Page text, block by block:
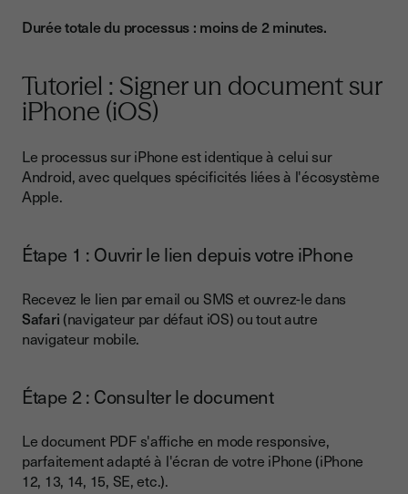
Durée totale du processus : moins de 2 minutes.
Tutoriel : Signer un document sur
iPhone (iOS)
Le processus sur iPhone est identique à celui sur
Android, avec quelques spécificités liées à l'écosystème
Apple.
Étape 1 : Ouvrir le lien depuis votre iPhone
Recevez le lien par email ou SMS et ouvrez-le dans
Safari (navigateur par défaut iOS) ou tout autre
navigateur mobile.
Étape 2 : Consulter le document
Le document PDF s'affiche en mode responsive,
parfaitement adapté à l'écran de votre iPhone (iPhone
12, 13, 14, 15, SE, etc.).